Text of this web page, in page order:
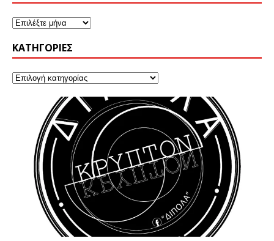
KΑΤΗΓΟΡΊΕΣ